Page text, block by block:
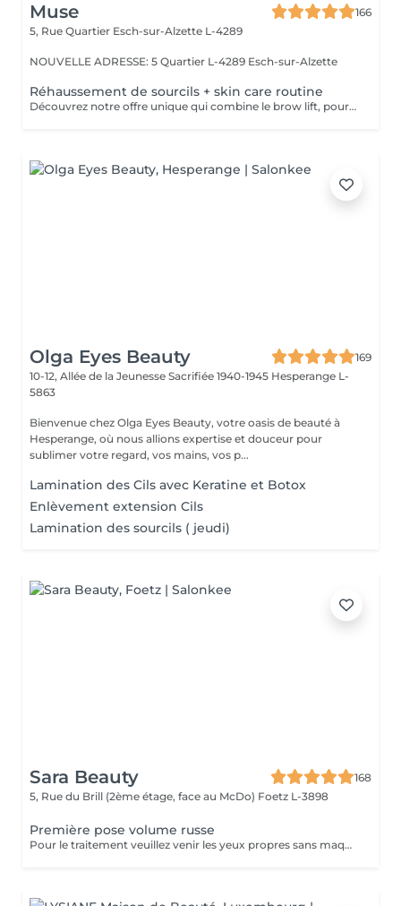
Muse
166
5, Rue Quartier Esch-sur-Alzette L-4289
NOUVELLE ADRESSE: 5 Quartier L-4289 Esch-sur-Alzette
Réhaussement de sourcils + skin care routine
Découvrez notre offre unique qui combine le brow lift, pour des sourcils magnifiquement liftés, et notre routine de soins de la peau personnalisée. Pendant que vous profitez de l'effet transformateur du brow lift sur vos sourcils, notre équipe prendra soin de votre visage en effectuant un double nettoyage, une exfoliation douce, une infusion de sérum nourrissant et l'application d'un masque facial sur mesure. Vous bénéficiez ainsi d'une expérience complète de beauté et de détente, avec des sourcils parfaitement sculptés et une peau éclatante.
Olga Eyes Beauty
169
10-12, Allée de la Jeunesse Sacrifiée 1940-1945 Hesperange L-
5863
Bienvenue chez Olga Eyes Beauty, votre oasis de beauté à
Hesperange, où nous allions expertise et douceur pour
sublimer votre regard, vos mains, vos p...
Lamination des Cils avec Keratine et Botoх
Enlèvement extension Cils
Lamination des sourcils ( jeudi)
Sara Beauty
168
5, Rue du Brill (2ème étage, face au McDo) Foetz L-3898
Première pose volume russe
Pour le traitement veuillez venir les yeux propres sans maquillage. Si vous avez déjà des extensions de cils choisissez d'abord l'option "Dépose des cils" puis "Première pose". Il est possible que vous soyez allergique à la colle, et les esthéticiennes ne peuvent pas savoir à l'avance s'il y a une allergie avant qu'elle ne se manifeste. Les réactions allergiques surviennent généralement après 3 ou 4 heures et peuvent inclure des picotements, des démangeaisons et un possible gonflement des yeux. Si des rougeurs apparaissent après le traitement, vous pourriez simplement être sensible à la colle, mais ce n'est pas nécessairement une allergie. Attendez un jour, si la situation ne s'améliore pas, il pourrait s'agir d'une allergie à la colle, et il est alors recommandé de retirer les cils. Il est important de noter que l'esthéticienne n'est pas responsable de l'allergie, et le retrait des cils peut résoudre le problème.